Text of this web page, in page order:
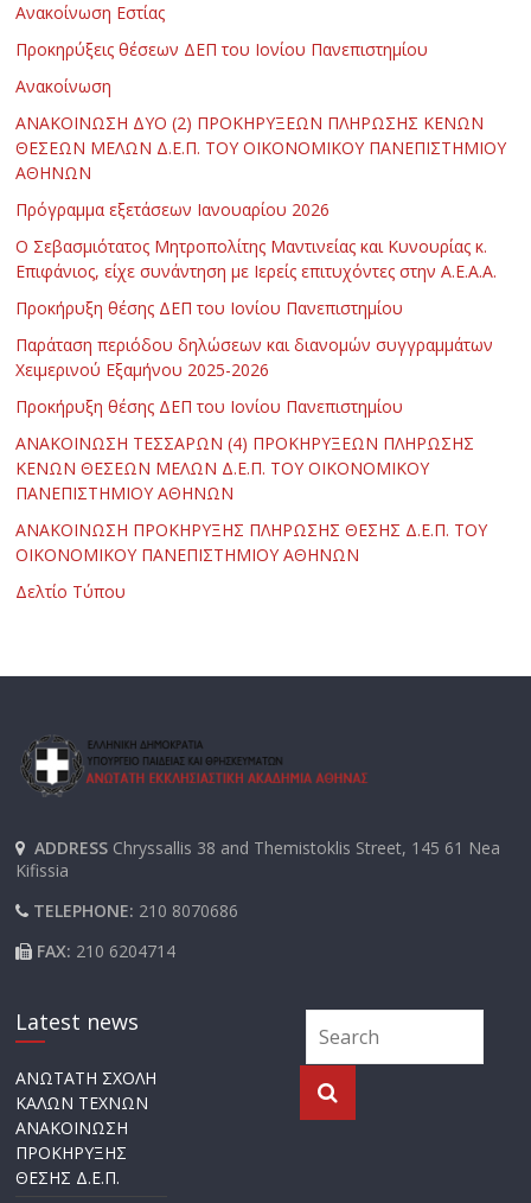
Ανακοίνωση Εστίας
Προκηρύξεις θέσεων ΔΕΠ του Ιονίου Πανεπιστημίου
Ανακοίνωση
ΑΝΑΚΟΙΝΩΣΗ ΔΥΟ (2) ΠΡΟΚΗΡΥΞΕΩΝ ΠΛΗΡΩΣΗΣ ΚΕΝΩΝ
ΘΕΣΕΩΝ ΜΕΛΩΝ Δ.Ε.Π. ΤΟΥ ΟΙΚΟΝΟΜΙΚΟΥ ΠΑΝΕΠΙΣΤΗΜΙΟΥ
ΑΘΗΝΩΝ
Πρόγραμμα εξετάσεων Ιανουαρίου 2026
Ο Σεβασμιότατος Μητροπολίτης Μαντινείας και Κυνουρίας κ.
Επιφάνιος, είχε συνάντηση με Ιερείς επιτυχόντες στην Α.Ε.Α.Α.
Προκήρυξη θέσης ΔΕΠ του Ιονίου Πανεπιστημίου
Παράταση περιόδου δηλώσεων και διανομών συγγραμμάτων
Χειμερινού Εξαμήνου 2025-2026
Προκήρυξη θέσης ΔΕΠ του Ιονίου Πανεπιστημίου
ΑΝΑΚΟΙΝΩΣΗ ΤΕΣΣΑΡΩΝ (4) ΠΡΟΚΗΡΥΞΕΩΝ ΠΛΗΡΩΣΗΣ
ΚΕΝΩΝ ΘΕΣΕΩΝ ΜΕΛΩΝ Δ.Ε.Π. ΤΟΥ ΟΙΚΟΝΟΜΙΚΟΥ
ΠΑΝΕΠΙΣΤΗΜΙΟΥ ΑΘΗΝΩΝ
ΑΝΑΚΟΙΝΩΣΗ ΠΡΟΚΗΡΥΞΗΣ ΠΛΗΡΩΣΗΣ ΘΕΣΗΣ Δ.Ε.Π. ΤΟΥ
ΟΙΚΟΝΟΜΙΚΟΥ ΠΑΝΕΠΙΣΤΗΜΙΟΥ ΑΘΗΝΩΝ
Δελτίο Τύπου
ADDRESS Chryssallis 38 and Themistoklis Street, 145 61 Nea
Kifissia
TELEPHONE: 210 8070686
FAX: 210 6204714
Latest news
ΑΝΩΤΑΤΗ ΣΧΟΛΗ
ΚΑΛΩΝ ΤΕΧΝΩΝ
ΑΝΑΚΟΙΝΩΣΗ
ΠΡΟΚΗΡΥΞΗΣ
ΘΕΣΗΣ Δ.Ε.Π.